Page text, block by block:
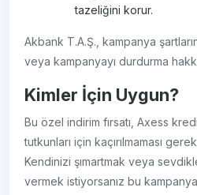
tazeliğini korur.
Akbank T.A.Ş., kampanya
veya kampanyayı durdurma
Kimler İçin Uygun?
Bu özel indirim fırsatı, Axess
tutkunları için kaçırılmaması
Kendinizi şımartmak veya
vermek istiyorsanız bu